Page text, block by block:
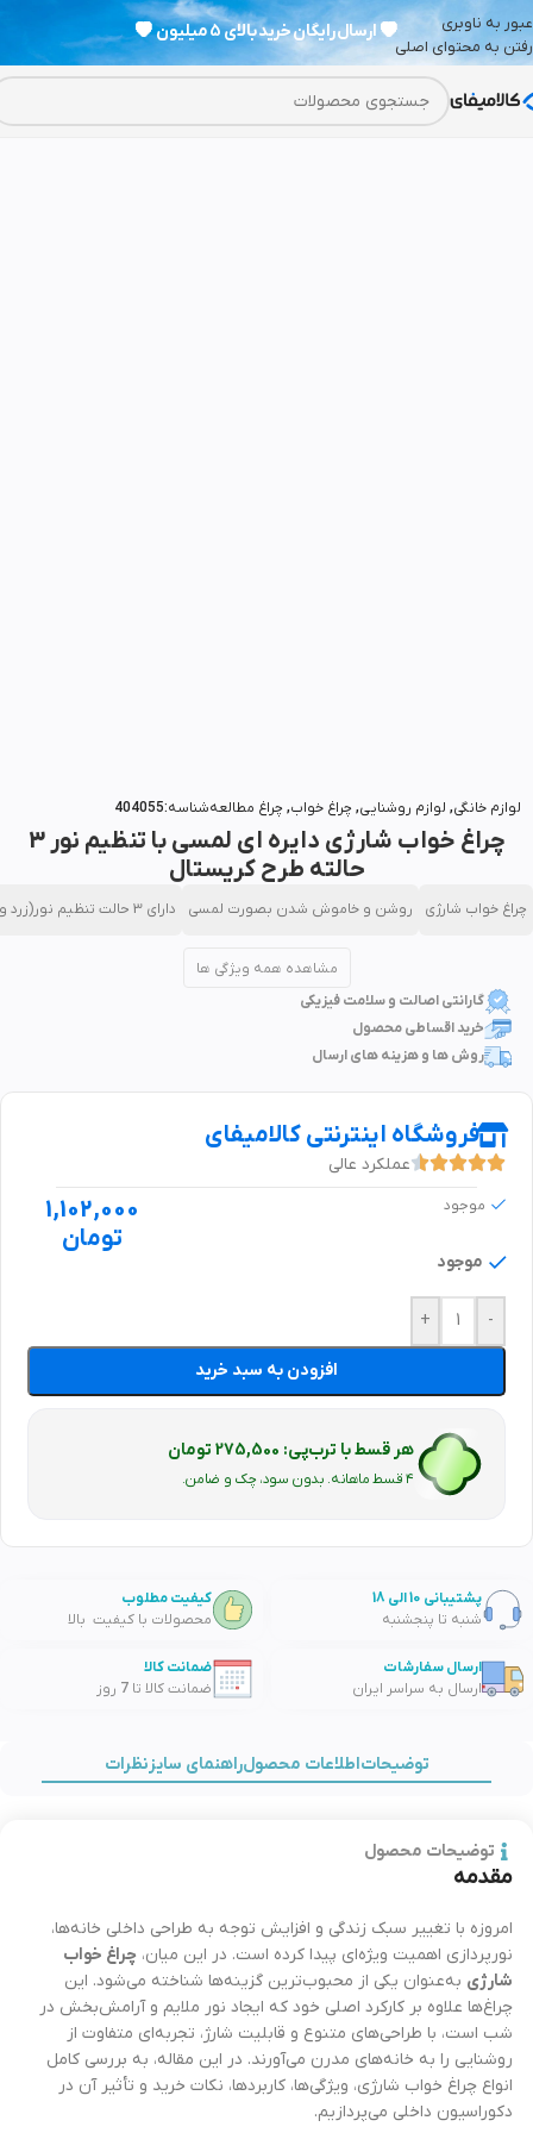
عبور به ناوبری
رفتن به محتوای اصلی
💗 ارسال رایگان خرید بالای 5 میلیون 💗
لوازم خانگی, لوازم روشنایی, چراغ خواب, چراغ مطالعهشناسه:404055
چراغ خواب شارژی دایره ای لمسی با تنظیم نور 3
حالته طرح کریستال
چراغ خواب شارژی روشن و خاموش شدن بصورت لمسی دارای 3 حالت تنظیم نور(زرد و سفید)(مهتابی)(آفتابی)
مشاهده همه ویژگی ها
گارانتی اصالت و سلامت فیزیکی
خرید اقساطی محصول
روش ها و هزینه های ارسال
فروشگاه اینترنتی کالامیفای
عملکرد عالی
موجود
1,102,000
تومان
موجود
-
+
افزودن به سبد خرید
هر قسط با ترب‌پی: 275,500 تومان
۴ قسط ماهانه. بدون سود، چک و ضامن.
پشتیبانی 10 الی 18
شنبه تا پنجشنبه
کیفیت مطلوب
محصولات با کیفیت بالا
ارسال سفارشات
ارسال به سراسر ایران
ضمانت کالا
ضمانت کالا تا 7 روز
توضیحاتاطلاعات محصولراهنمای سایز نظرات
توضیحات محصول
مقدمه
امروزه با تغییر سبک زندگی و افزایش توجه به طراحی داخلی خانه‌ها،
نورپردازی اهمیت ویژه‌ای پیدا کرده است. در این میان، چراغ خواب
شارژی به‌عنوان یکی از محبوب‌ترین گزینه‌ها شناخته می‌شود. این
چراغ‌ها علاوه بر کارکرد اصلی خود که ایجاد نور ملایم و آرامش‌بخش در
شب است، با طراحی‌های متنوع و قابلیت شارژ، تجربه‌ای متفاوت از
روشنایی را به خانه‌های مدرن می‌آورند. در این مقاله، به بررسی کامل
انواع چراغ خواب شارژی، ویژگی‌ها، کاربردها، نکات خرید و تأثیر آن در
دکوراسیون داخلی می‌پردازیم.